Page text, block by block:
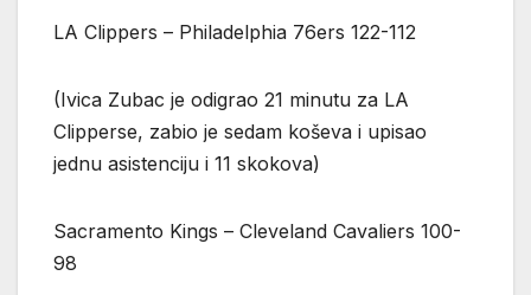
LA Clippers – Philadelphia 76ers 122-112
(Ivica Zubac je odigrao 21 minutu za LA
Clipperse, zabio je sedam koševa i upisao
jednu asistenciju i 11 skokova)
Sacramento Kings – Cleveland Cavaliers 100-
98